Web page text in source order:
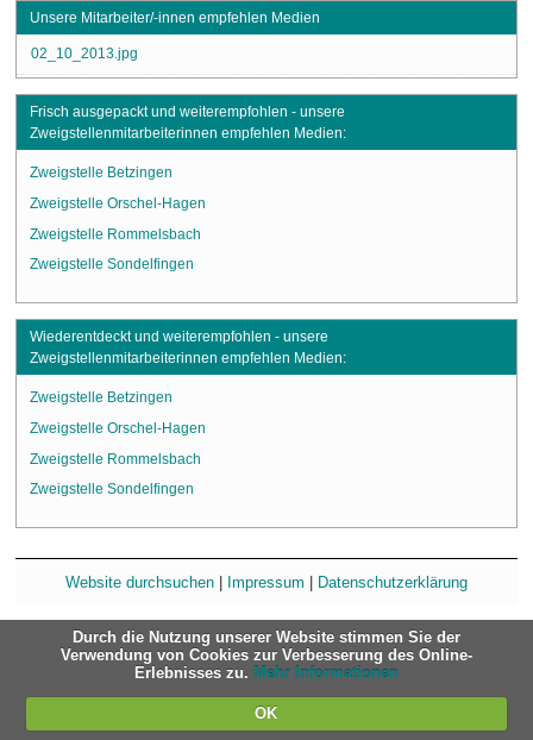
Unsere Mitarbeiter/-innen empfehlen Medien
02_10_2013.jpg
Frisch ausgepackt und weiterempfohlen - unsere
Zweigstellenmitarbeiterinnen empfehlen Medien:
Zweigstelle Betzingen
Zweigstelle Orschel-Hagen
Zweigstelle Rommelsbach
Zweigstelle Sondelfingen
Wiederentdeckt und weiterempfohlen - unsere
Zweigstellenmitarbeiterinnen empfehlen Medien:
Zweigstelle Betzingen
Zweigstelle Orschel-Hagen
Zweigstelle Rommelsbach
Zweigstelle Sondelfingen
Website durchsuchen Impressum Datenschutzerklärung
Durch die Nutzung unserer Website stimmen Sie der
Verwendung von Cookies zur Verbesserung des Online-
Erlebnisses zu. Mehr Informationen
OK